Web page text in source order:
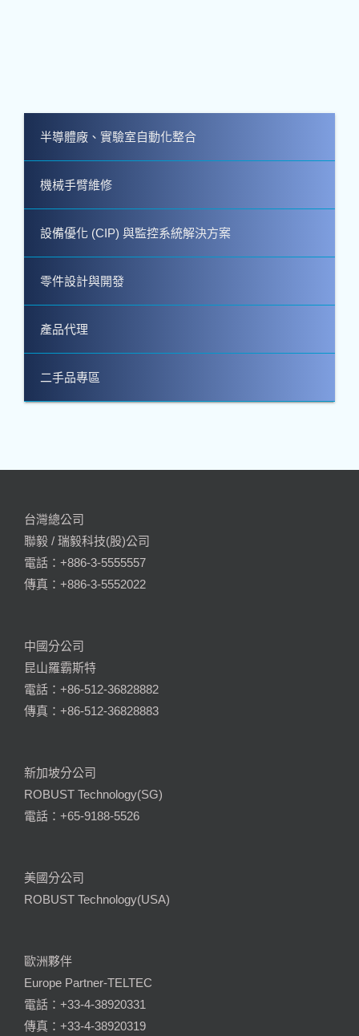
半導體廠、實驗室自動化整合
機械手臂維修
設備優化 (CIP) 與監控系統解決方案
零件設計與開發
產品代理
二手品專區
台灣總公司
聯毅 / 瑞毅科技(股)公司
電話：+886-3-5555557
傳真：+886-3-5552022
中國分公司
昆山羅霸斯特
電話：+86-512-36828882
傳真：+86-512-36828883
新加坡分公司
ROBUST Technology(SG)
電話：+65-9188-5526
美國分公司
ROBUST Technology(USA)
歐洲夥伴
Europe Partner-TELTEC
電話：+33-4-38920331
傳真：+33-4-38920319